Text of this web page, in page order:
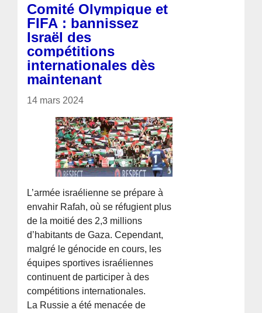
Comité Olympique et
FIFA : bannissez
Israël des
compétitions
internationales dès
maintenant
14 mars 2024
L’armée israélienne se prépare à
envahir Rafah, où se réfugient plus
de la moitié des 2,3 millions
d’habitants de Gaza. Cependant,
malgré le génocide en cours, les
équipes sportives israéliennes
continuent de participer à des
compétitions internationales.
La Russie a été menacée de